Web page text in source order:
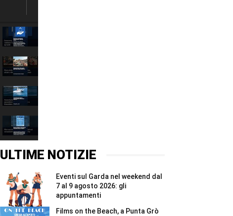
#Shorts
e
Bracciano
a
Punta
domeniche
cinema
all’aperto
#Shorts
ULTIME NOTIZIE
Eventi sul Garda nel weekend dal
7 al 9 agosto 2026: gli
appuntamenti
Films on the Beach, a Punta Grò